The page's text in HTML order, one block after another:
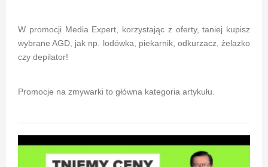
W promocji Media Expert, korzystając z oferty, taniej kupisz
wybrane AGD, jak np. lodówka, piekarnik, odkurzacz, żelazko
czy depilator!
Promocje na zmywarki to główna kategoria artykułu.